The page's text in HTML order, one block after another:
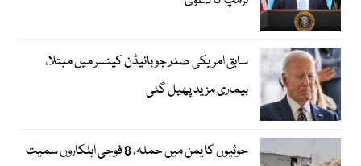
سابق امریکی صدر جوبائیڈن کینسر میں مبتلا،
بیماری مزید پھیل گئی
حوثیوں کا یمن میں حملہ، 8 فوجی اہلکاروں سمیت